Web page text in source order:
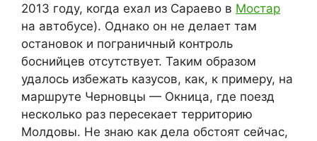
2013 году, когда ехал из Сараево в Мостар
на автобусе). Однако он не делает там
остановок и пограничный контроль
боснийцев отсутствует. Таким образом
удалось избежать казусов, как, к примеру, на
маршруте Черновцы — Окница, где поезд
несколько раз пересекает территорию
Молдовы. Не знаю как дела обстоят сейчас,